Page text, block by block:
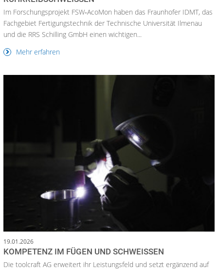
Im Forschungsprojekt FSW‑AcoMon haben das Fraunhofer IDMT, das
Fachgebiet Fertigungstechnik der Technische Universität Ilmenau
und die RRS Schilling GmbH einen wichtigen...
Mehr erfahren
19.01.2026
KOMPETENZ IM FÜGEN UND SCHWEISSEN
Die toolcraft AG erweitert ihr Leistungsfeld und setzt ergänzend auf